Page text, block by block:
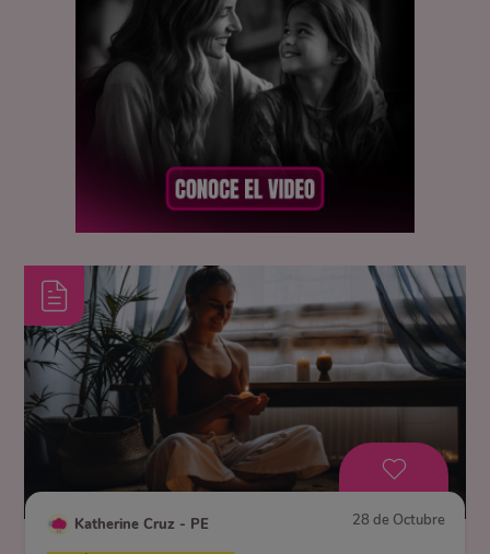
Katherine Cruz - PE 28 de Octubre